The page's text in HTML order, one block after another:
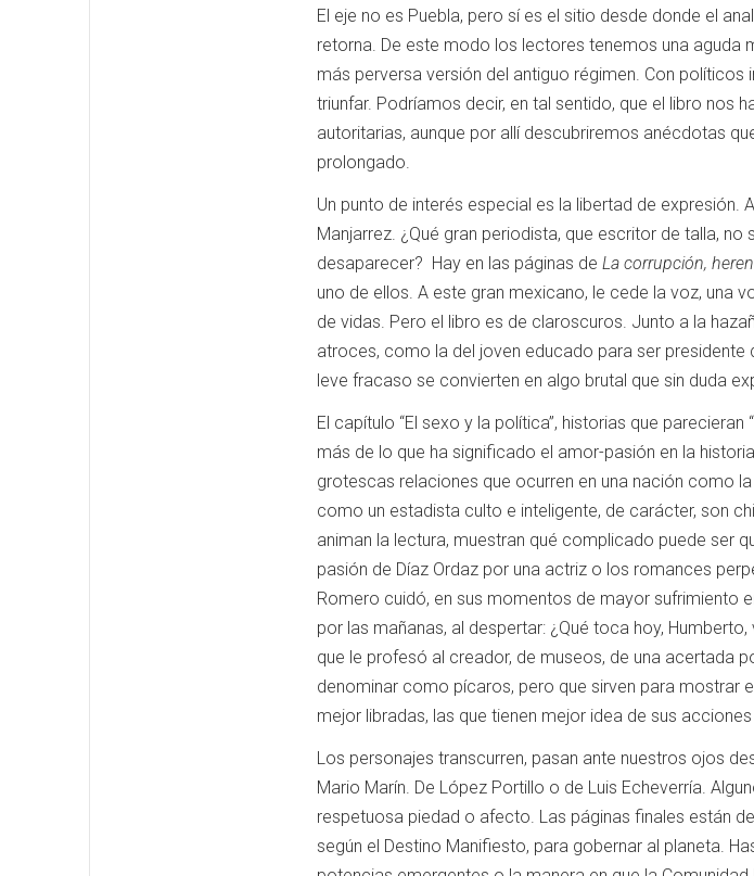
El eje no es Puebla, pero sí es el sitio desde donde el
retorna. De este modo los lectores tenemos una aguda
más perversa versión del antiguo régimen. Con
triunfar. Podríamos decir, en tal sentido, que el libro nos
autoritarias, aunque por allí descubriremos anécdotas
prolongado.
Un punto de interés especial es la libertad de expresión.
Manjarrez. ¿Qué gran periodista, que escritor de talla,
desaparecer? Hay en las páginas de La corrupción,
uno de ellos. A este gran mexicano, le cede la voz, una
de vidas. Pero el libro es de claroscuros. Junto a la
atroces, como la del joven educado para ser presidente
leve fracaso se convierten en algo brutal que sin duda
El capítulo “El sexo y la política”, historias que
más de lo que ha significado el amor-pasión en la
grotescas relaciones que ocurren en una nación como
como un estadista culto e inteligente, de carácter, son
animan la lectura, muestran qué complicado puede ser
pasión de Díaz Ordaz por una actriz o los romances
Romero cuidó, en sus momentos de mayor sufrimiento
por las mañanas, al despertar: ¿Qué toca hoy,
que le profesó al creador, de museos, de una acertada
denominar como pícaros, pero que sirven para mostrar
mejor libradas, las que tienen mejor idea de sus
Los personajes transcurren, pasan ante nuestros ojos
Mario Marín. De López Portillo o de Luis Echeverría.
respetuosa piedad o afecto. Las páginas finales están
según el Destino Manifiesto, para gobernar al planeta.